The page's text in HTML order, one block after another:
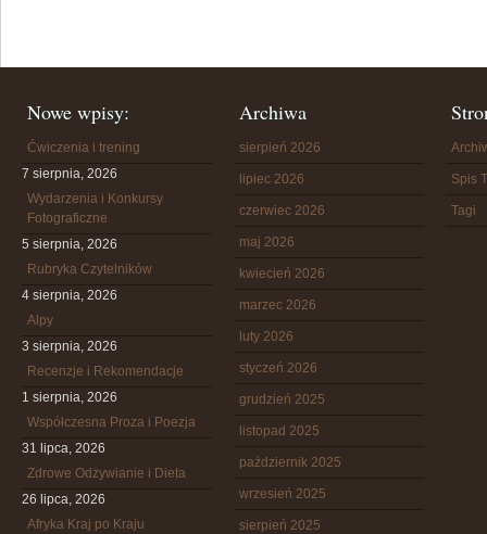
Nowe wpisy:
Ćwiczenia i trening
7 sierpnia, 2026
Wydarzenia i Konkursy
Fotograficzne
5 sierpnia, 2026
Rubryka Czytelników
4 sierpnia, 2026
Alpy
3 sierpnia, 2026
Recenzje i Rekomendacje
1 sierpnia, 2026
Współczesna Proza i Poezja
31 lipca, 2026
Zdrowe Odżywianie i Dieta
26 lipca, 2026
Afryka Kraj po Kraju
Archiwa
sierpień 2026
lipiec 2026
czerwiec 2026
maj 2026
kwiecień 2026
marzec 2026
luty 2026
styczeń 2026
grudzień 2025
listopad 2025
październik 2025
wrzesień 2025
sierpień 2025
Spis
Tagi